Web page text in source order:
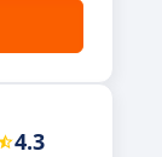
4.3